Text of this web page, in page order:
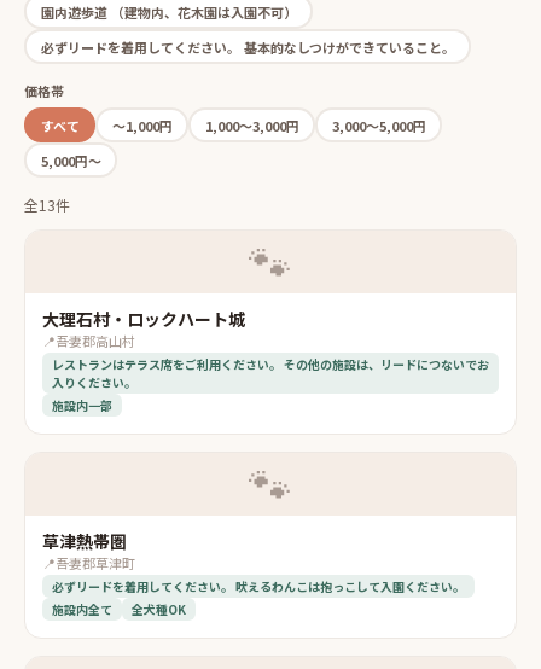
園内遊歩道 （建物内、花木園は入園不可）
必ずリードを着用してください。 基本的なしつけができていること。
価格帯
すべて
〜1,000円 1,000〜3,000円
3,000〜5,000円
5,000円〜
全13件
🐾
大理石村・ロックハート城
📍吾妻郡高山村
レストランはテラス席をご利用ください。 その他の施設は、リードにつないでお
入りください。
施設内一部
🐾
草津熱帯圏
📍吾妻郡草津町
必ずリードを着用してください。 吠えるわんこは抱っこして入園ください。
施設内全て
全犬種OK